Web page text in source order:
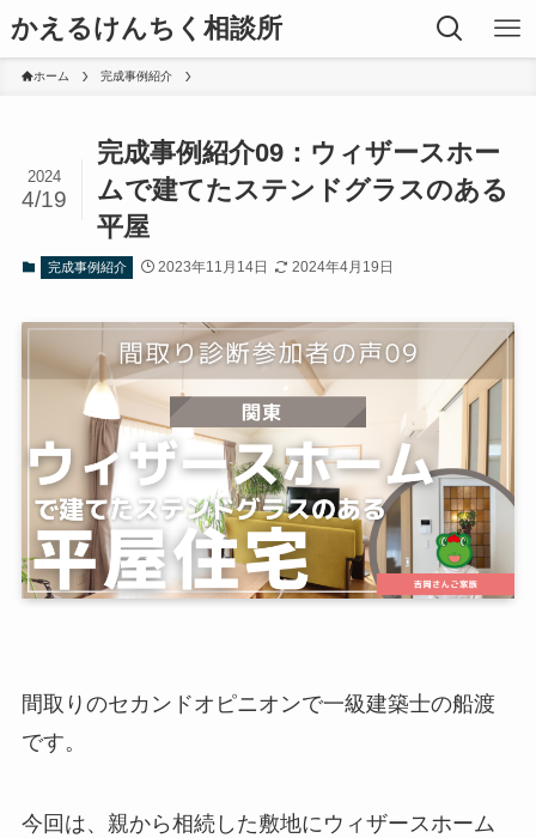
かえるけんちく相談所
ホーム 完成事例紹介
完成事例紹介09：ウィザースホー
ムで建てたステンドグラスのある
平屋
2024
4/19
完成事例紹介 2023年11月14日 2024年4月19日
間取りのセカンドオピニオンで一級建築士の船渡
です。
今回は、親から相続した敷地にウィザースホーム